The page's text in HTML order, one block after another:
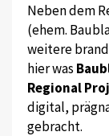
Neben dem
(ehem.
weitere
hier was
Regional
digital,
gebracht.